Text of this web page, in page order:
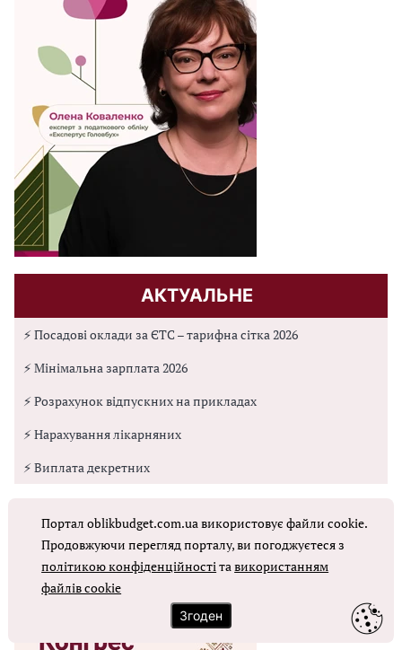
АКТУАЛЬНЕ
⚡ Посадові оклади за ЄТС – тарифна сітка 2026
⚡ Мінімальна зарплата 2026
⚡ Розрахунок відпускних на прикладах
⚡ Нарахування лікарняних
⚡ Виплата декретних
Портал oblikbudget.com.ua використовує файли cookie.
Продовжуючи перегляд порталу, ви погоджуєтеся з
політикою конфіденційностітавикористанням
файлів cookie
Згоден